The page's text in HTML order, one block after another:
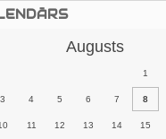
Augusts
1
3 4 5 6 7 8
11 12 13 14 15